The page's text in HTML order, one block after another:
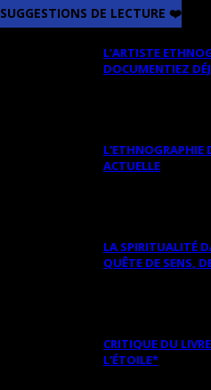
SUGGESTIONS DE LECTURE ❤️
L’ARTISTE
DOCUMENTIEZ
L’ETHNOGRAPHIE
ACTUELLE
LA SPIRITUALITÉ
QUÊTE DE SENS,
CRITIQUE DU
L’ÉTOILE*